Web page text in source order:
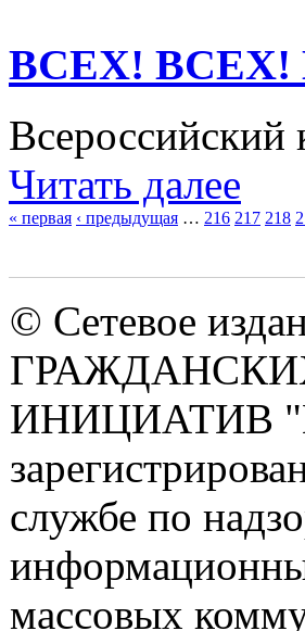
ВСЕХ!
Читать далее
« первая ‹ предыдущая … 216 217 218
© Сетевое
ИНИЦИАТИВ
службе по
массовых